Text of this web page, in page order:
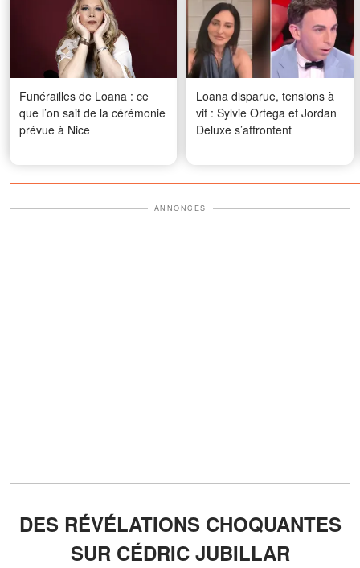
Funérailles de Loana : ce
que l’on sait de la cérémonie
prévue à Nice
Loana disparue, tensions à
vif : Sylvie Ortega et Jordan
Deluxe s’affrontent
ANNONCES
DES RÉVÉLATIONS CHOQUANTES
SUR CÉDRIC JUBILLAR